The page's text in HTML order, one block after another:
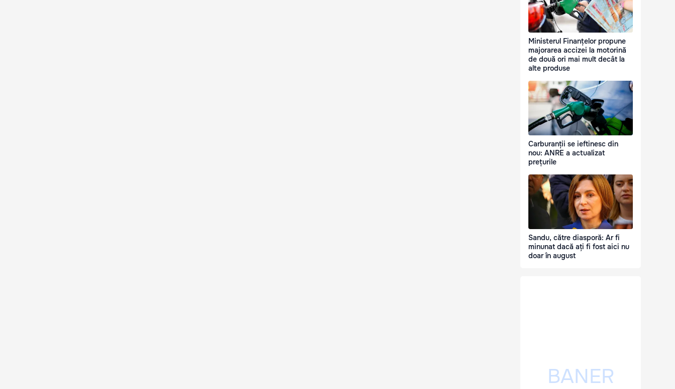
Ministerul Finanțelor propune
majorarea accizei la motorină
de două ori mai mult decât la
alte produse
Carburanții se ieftinesc din
nou: ANRE a actualizat
prețurile
Sandu, către diasporă: Ar fi
minunat dacă ați fi fost aici nu
doar în august